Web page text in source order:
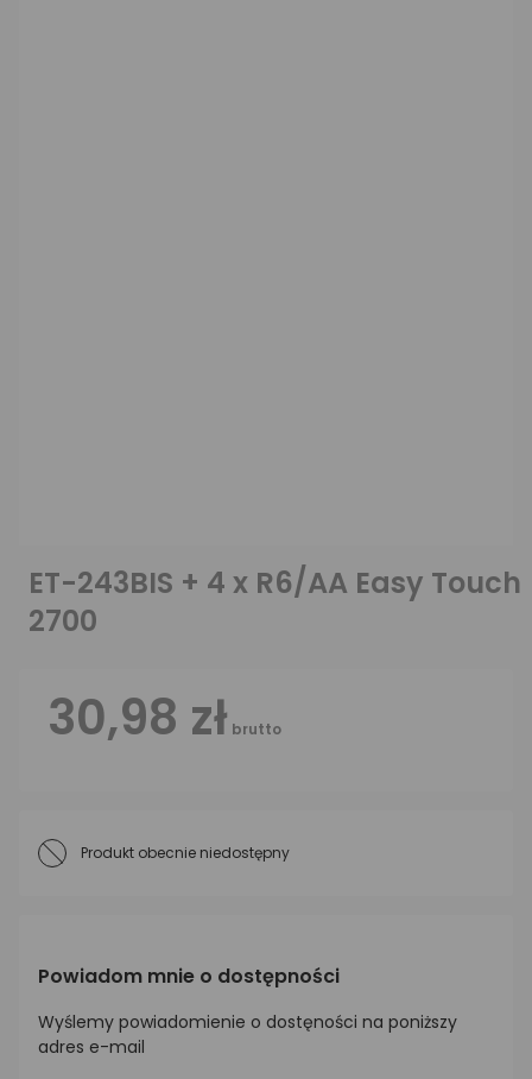
ET-243BIS + 4 x R6/AA Easy Touch
2700
30,98 zł brutto
Produkt obecnie niedostępny
Powiadom mnie o dostępności
Wyślemy powiadomienie o dostęności na poniższy
adres e-mail